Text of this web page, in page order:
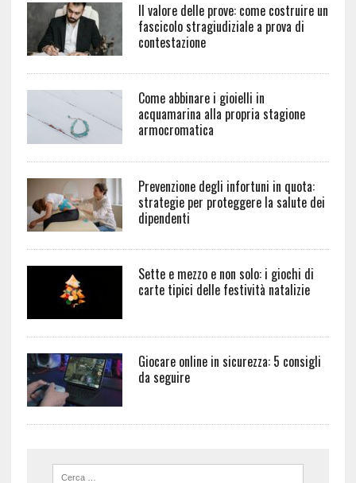
Il valore delle prove: come costruire un
fascicolo stragiudiziale a prova di
contestazione
Come abbinare i gioielli in
acquamarina alla propria stagione
armocromatica
Prevenzione degli infortuni in quota:
strategie per proteggere la salute dei
dipendenti
Sette e mezzo e non solo: i giochi di
carte tipici delle festività natalizie
Giocare online in sicurezza: 5 consigli
da seguire